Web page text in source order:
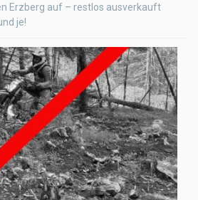
Erzberg auf – restlos ausverkauft
je!